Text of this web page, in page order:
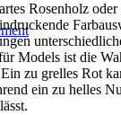
Rosenholz
Models ist die
zu grelles Rot
ein zu helles